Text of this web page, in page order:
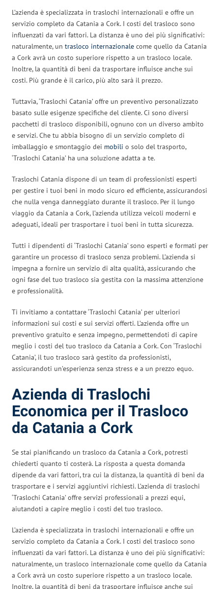
L’azienda è specializzata in traslochi internazionali e offre un
servizio completo da Catania a Cork. I costi del trasloco sono
influenzati da vari fattori. La distanza è uno dei più significativi:
naturalmente, un trasloco internazionale come quello da Catania
a Cork avrà un costo superiore rispetto a un trasloco locale.
Inoltre, la quantità di beni da trasportare influisce anche sui
costi. Più grande è il carico, più alto sarà il prezzo.
Tuttavia, ‘Traslochi Catania’ offre un preventivo personalizzato
basato sulle esigenze specifiche del cliente. Ci sono diversi
pacchetti di trasloco disponibili, ognuno con un diverso ambito
e servizi. Che tu abbia bisogno di un servizio completo di
imballaggio e smontaggio dei mobili o solo del trasporto,
‘Traslochi Catania’ ha una soluzione adatta a te.
Traslochi Catania dispone di un team di professionisti esperti
per gestire i tuoi beni in modo sicuro ed efficiente, assicurandosi
che nulla venga danneggiato durante il trasloco. Per il lungo
viaggio da Catania a Cork, l’azienda utilizza veicoli moderni e
adeguati, ideali per trasportare i tuoi beni in tutta sicurezza.
Tutti i dipendenti di ‘Traslochi Catania’ sono esperti e formati per
garantire un processo di trasloco senza problemi. L’azienda si
impegna a fornire un servizio di alta qualità, assicurando che
ogni fase del tuo trasloco sia gestita con la massima attenzione
e professionalità.
Ti invitiamo a contattare ‘Traslochi Catania’ per ulteriori
informazioni sui costi e sui servizi offerti. L’azienda offre un
preventivo gratuito e senza impegno, permettendoti di capire
meglio i costi del tuo trasloco da Catania a Cork. Con ‘Traslochi
Catania’, il tuo trasloco sarà gestito da professionisti,
assicurandoti un’esperienza senza stress e a un prezzo equo.
Azienda di Traslochi
Economica per il Trasloco
da Catania a Cork
Se stai pianificando un trasloco da Catania a Cork, potresti
chiederti quanto ti costerà. La risposta a questa domanda
dipende da vari fattori, tra cui la distanza, la quantità di beni da
trasportare e i servizi aggiuntivi richiesti. L’azienda di traslochi
‘Traslochi Catania’ offre servizi professionali a prezzi equi,
aiutandoti a capire meglio i costi del tuo trasloco.
L’azienda è specializzata in traslochi internazionali e offre un
servizio completo da Catania a Cork. I costi del trasloco sono
influenzati da vari fattori. La distanza è uno dei più significativi:
naturalmente, un trasloco internazionale come quello da Catania
a Cork avrà un costo superiore rispetto a un trasloco locale.
Inoltre, la quantità di beni da trasportare influisce anche sui